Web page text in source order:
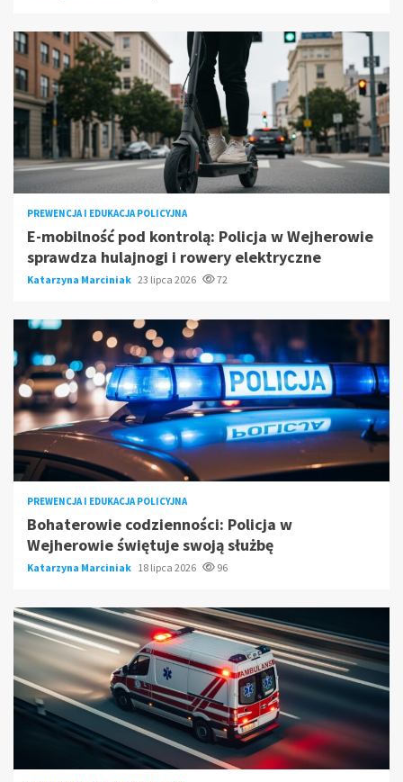
PREWENCJA I EDUKACJA POLICYJNA
E-mobilność pod kontrolą: Policja w Wejherowie
sprawdza hulajnogi i rowery elektryczne
Katarzyna Marciniak 23 lipca 2026 72
PREWENCJA I EDUKACJA POLICYJNA
Bohaterowie codzienności: Policja w
Wejherowie świętuje swoją służbę
Katarzyna Marciniak 18 lipca 2026 96